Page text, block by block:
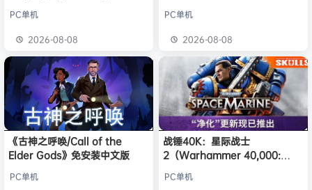
免安装中文版
PC单机
2026-08-08
PC单机
2026-08-08
《古神之呼唤/Call of the
Elder Gods》免安装中文版
PC单机
战锤40K：星际战士
2（Warhammer 40,000:
版
PC单机